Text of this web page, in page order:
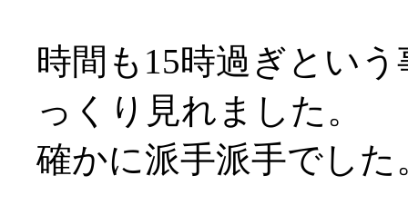
時間も15時過ぎとい
っくり見れました。
確かに派手派手でした